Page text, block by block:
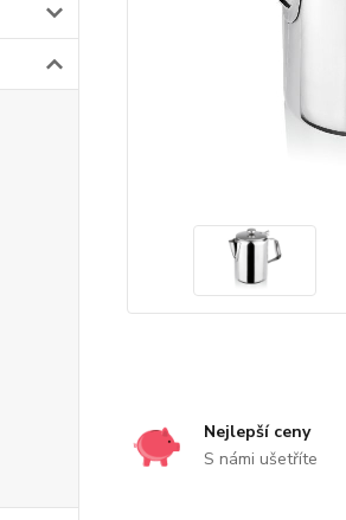
Nejlepší ceny
S námi ušetříte